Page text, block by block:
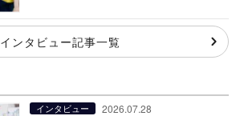
インタビュー記事一覧
インタビュー 2026.07.28